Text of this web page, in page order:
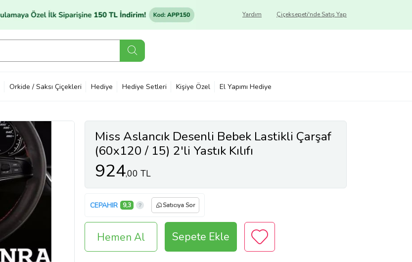
Çiçeksepeti'nde Satış Yap
Yardım
Orkide / Saksı Çiçekleri Hediye Hediye Setleri Kişiye Özel El Yapımı Hediye
Miss Aslancık Desenli Bebek Lastikli Çarşaf
(60x120 / 15) 2'li Yastık Kılıfı
924,00 TL
CEPAHIR 9,3 Satıcıya Sor
Hemen Al Sepete Ekle